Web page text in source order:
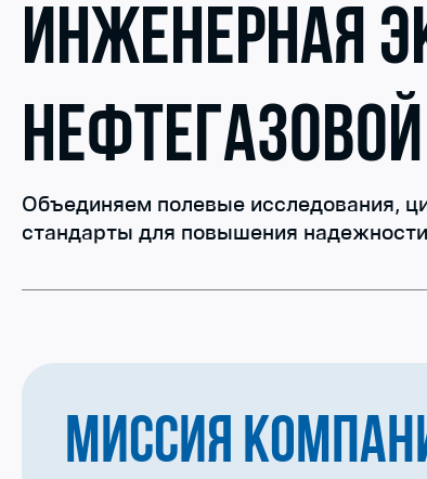
ИНЖЕНЕРНАЯ
Объединяем полевые исследования,
стандарты для повышения
Миссия